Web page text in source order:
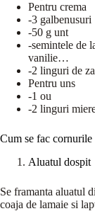
Pentru crema
-3 galbenusuri
-50 g unt
-semintele de
vanilie…
-2 linguri de
Pentru uns
-1 ou
-2 linguri
Cum se fac
Aluatul dospit
Se framanta aluatul
coaja de lamaie si